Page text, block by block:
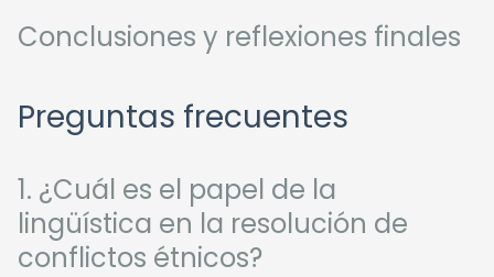
Conclusiones y reflexiones finales
Preguntas frecuentes
1. ¿Cuál es el papel de la
lingüística en la resolución de
conflictos étnicos?